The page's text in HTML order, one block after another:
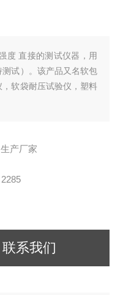
度 直接的测试仪器，用
试）。该产品又名软包
软袋耐压试验仪，塑料
生产厂家
2285
联系我们